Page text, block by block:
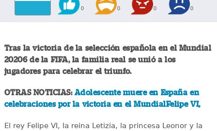
0 0 0 0
Tras la victoria de la selección española en el Mundial
20206 de la FIFA, la familia real se unió a los
jugadores para celebrar el triunfo.
OTRAS NOTICIAS: Adolescente muere en España en
celebraciones por la victoria en el MundialFelipe VI,
El rey Felipe VI, la reina Letizia, la princesa Leonor y la